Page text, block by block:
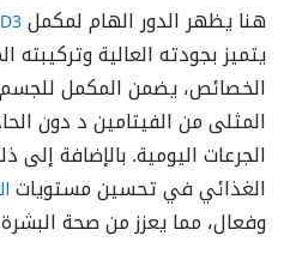
هنا يظهر الدور الهام لمكمل
يتميز بجودته العالية
الخصائص، يضمن المكمل
المثلى من الفيتامين د دون
الجرعات اليومية. بالإضافة
الغذائي في تحسين مستويات
وفعال، مما يعزز من صحة